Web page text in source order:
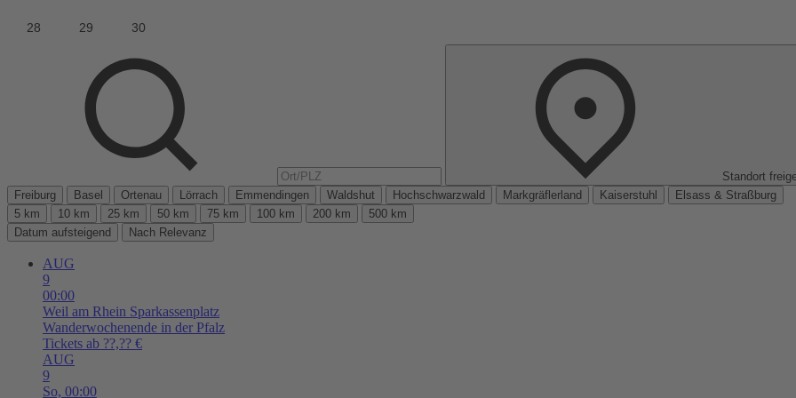
Standort
Freiburg
Basel Ortenau Lörrach Emmendingen Waldshut Hochschwarzwald Markgräflerland Kaiserstuhl
Elsass & Straßburg
5 km
10 km 25 km 50 km 75 km 100 km 200 km
500 km
Datum aufsteigend
Nach Relevanz
AUG
9
00:00
Weil am Rhein Sparkassenplatz
Wanderwochenende in der Pfalz
Tickets ab ??,?? €
AUG
9
So, 00:00